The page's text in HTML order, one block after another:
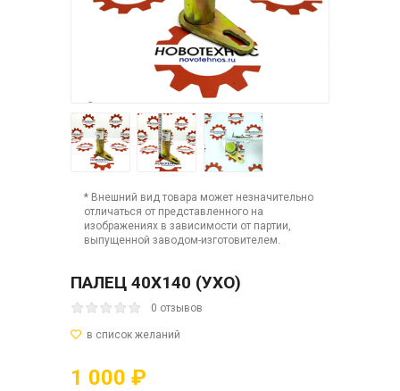
* Внешний вид товара может незначительно
отличаться от представленного на
изображениях в зависимости от партии,
выпущенной заводом-изготовителем.
ПАЛЕЦ 40Х140 (УХО)
0 отзывов
1 000 ₽